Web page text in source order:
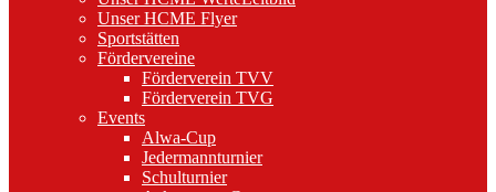
Unser HCME Flyer
Sportstätten
Fördervereine
Förderverein TVV
Förderverein TVG
Events
Alwa-Cup
Jedermannturnier
Schulturnier